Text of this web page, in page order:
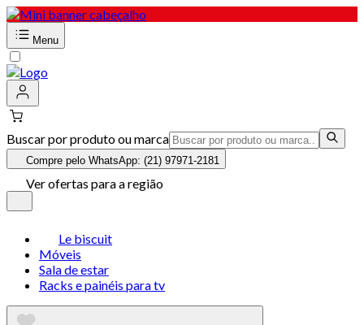
Menu
Buscar por produto ou marca
Compre pelo WhatsApp: (21) 97971-2181
Ver ofertas para a região
Le biscuit
Móveis
Sala de estar
Racks e painéis para tv